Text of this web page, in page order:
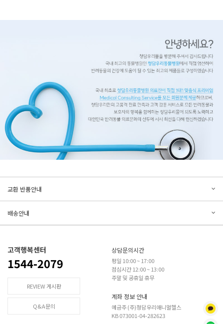
교환 반품안내
배송안내
고객행복센터
1544-2079
REVIEW 게시판
Q&A문의
상담문의시간
평일 10:00 ~ 17:00
점심시간 12:00 ~ 13:00
주말 및 공휴일 휴무
계좌 정보 안내
예금주 (주)청담우리애니멀헬스
KB 073001-04-282623